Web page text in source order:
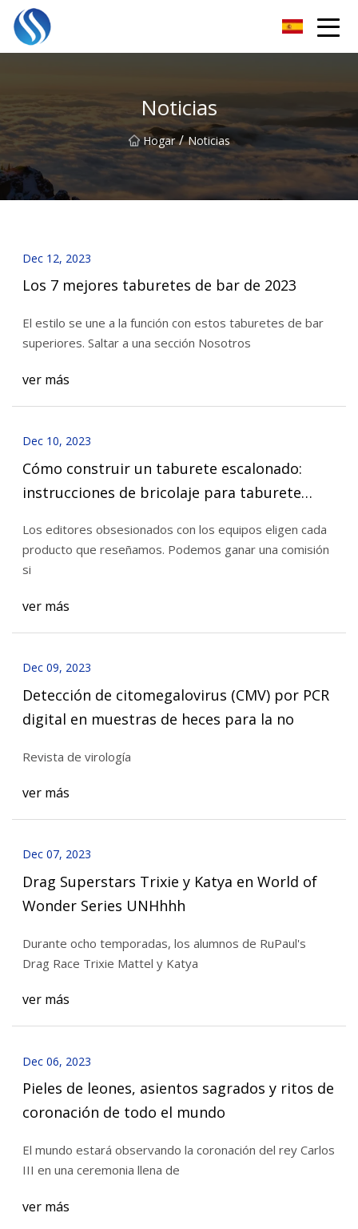
Noticias
Hogar / Noticias
Dec 12, 2023
Los 7 mejores taburetes de bar de 2023
El estilo se une a la función con estos taburetes de bar
superiores. Saltar a una sección Nosotros
ver más
Dec 10, 2023
Cómo construir un taburete escalonado:
instrucciones de bricolaje para taburete
Los editores obsesionados con los equipos eligen cada
producto que reseñamos. Podemos ganar una comisión
si
ver más
Dec 09, 2023
Detección de citomegalovirus (CMV) por PCR
digital en muestras de heces para la no
Revista de virología
ver más
Dec 07, 2023
Drag Superstars Trixie y Katya en World of
Wonder Series UNHhhh
Durante ocho temporadas, los alumnos de RuPaul's
Drag Race Trixie Mattel y Katya
ver más
Dec 06, 2023
Pieles de leones, asientos sagrados y ritos de
coronación de todo el mundo
El mundo estará observando la coronación del rey Carlos
III en una ceremonia llena de
ver más